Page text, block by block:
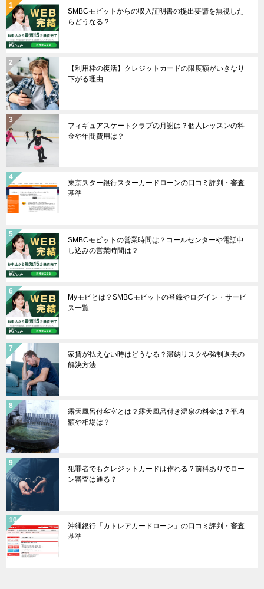
SMBCモビットからの収入証明書の提出要請を無視した
らどうなる？
【利用枠の復活】クレジットカードの限度額がいきなり
下がる理由
フィギュアスケートクラブの月謝は？個人レッスンの料
金や年間費用は？
東京スター銀行スターカードローンの口コミ評判・審査
基準
SMBCモビットの営業時間は？コールセンターや電話申
し込みの営業時間は？
Myモビとは？SMBCモビットの登録やログイン・サービ
ス一覧
家賃が払えない時はどうなる？滞納リスクや強制退去の
解決方法
露天風呂付客室とは？露天風呂付き温泉の料金は？平均
額や相場は？
犯罪者でもクレジットカードは作れる？前科ありでロー
ン審査は通る？
沖縄銀行「カトレアカードローン」の口コミ評判・審査
基準